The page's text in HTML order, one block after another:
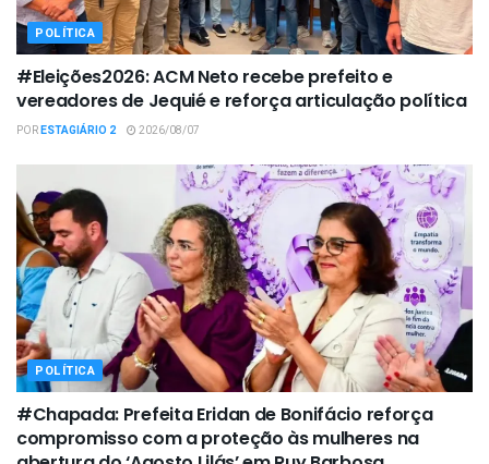
POLÍTICA
#Eleições2026: ACM Neto recebe prefeito e
vereadores de Jequié e reforça articulação política
PORESTAGIÁRIO 2 2026/08/07
POLÍTICA
#Chapada: Prefeita Eridan de Bonifácio reforça
compromisso com a proteção às mulheres na